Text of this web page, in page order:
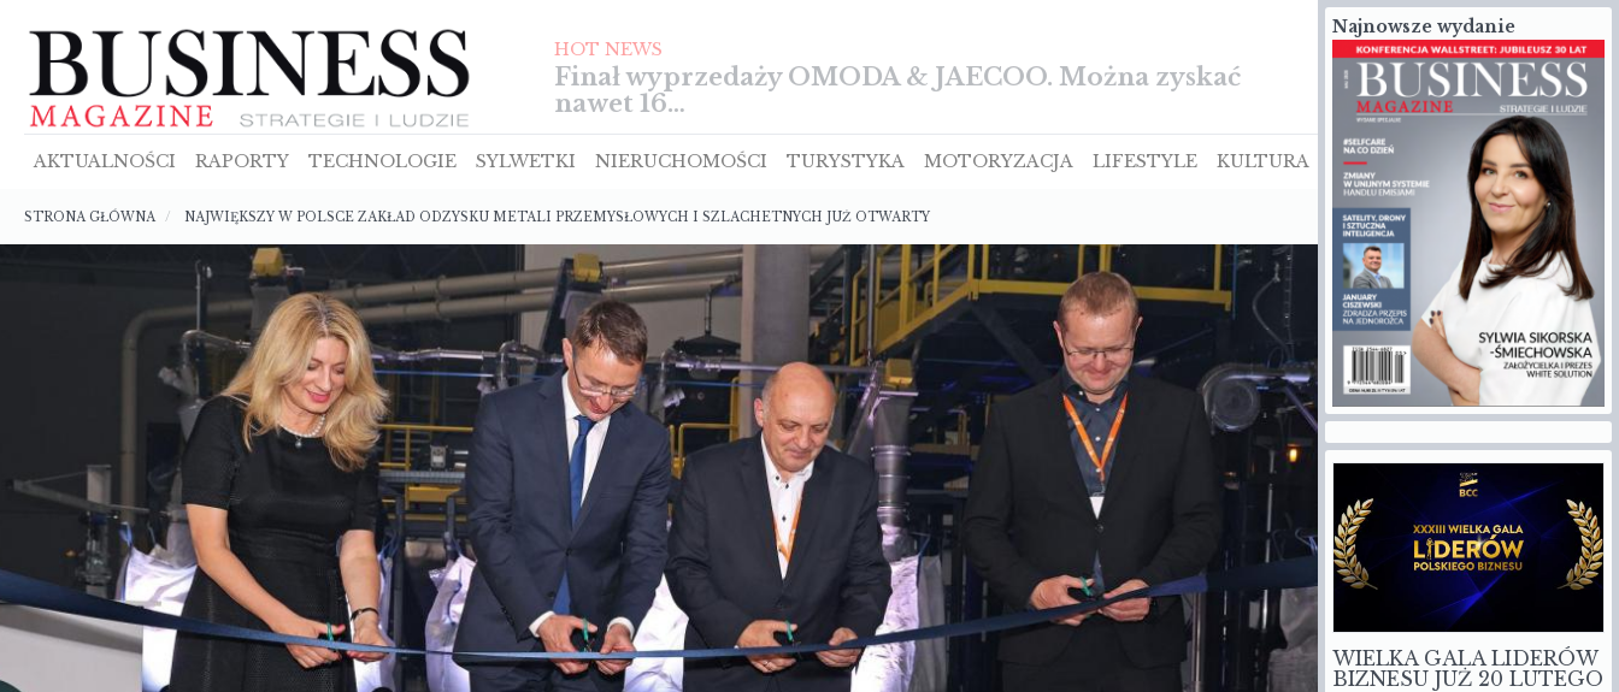
HOT NEWS
TIGGO z pięcioma gwiazdkami w teście Euro NCAP
AKTUALNOŚCI RAPORTY TECHNOLOGIE SYLWETKI NIERUCHOMOŚCI TURYSTYKA MOTORYZACJA LIFESTYLE KULTURA
Ścieżka
nawigacyjna
NAJWIĘKSZY W POLSCE ZAKŁAD ODZYSKU METALI PRZEMYSŁOWYCH I SZLACHETNYCH JUŻ OTWARTY
Najnowsze wydanie
WIELKA GALA LIDERÓW
BIZNESU JUŻ 20 LUTEGO